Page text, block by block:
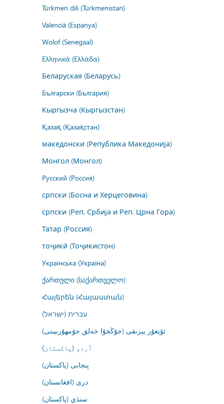
Türkmen dili (Türkmenistan)
Valencià (Espanya)
Wolof (Senegaal)
Ελληνικά (Ελλάδα)
Беларуская (Беларусь)
Български (България)
Кыргызча (Кыргызстан)
Қазақ (Қазақстан)
македонски (Република Македонија)
Монгол (Монгол)
Русский (Россия)
српски (Босна и Херцеговина)
српски (Реп. Србија и Реп. Црна Гора)
Татар (Россия)
тоҷикӣ (Тоҷикистон)
Українська (Україна)
ქართული (საქართველო)
Հայերեն (Հայաստան)
עברית (ישראל)
ئۇيغۇر يېزىقى (جۇڭخۇا خەلق جۇمھۇرىيىتى)
اُردو (پاکستان)
پنجابی (پاکستان)
درى (افغانستان)
سنڌي (پاکستان)